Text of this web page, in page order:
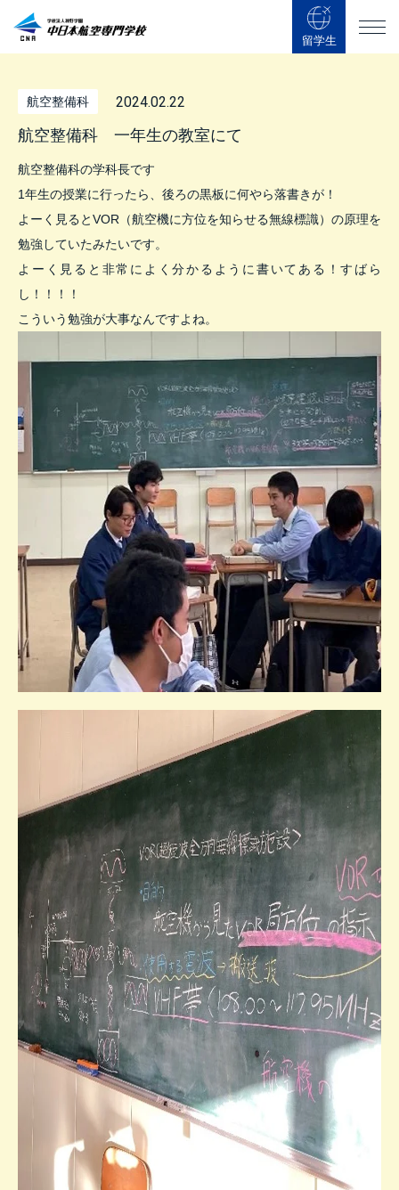
留学生
航空整備科 2024.02.22
航空整備科 一年生の教室にて
航空整備科の学科長です
1年生の授業に行ったら、後ろの黒板に何やら落書きが！
よーく見るとVOR（航空機に方位を知らせる無線標識）の原理を
勉強していたみたいです。
よーく見ると非常によく分かるように書いてある！すばら
し！！！！
こういう勉強が大事なんですよね。